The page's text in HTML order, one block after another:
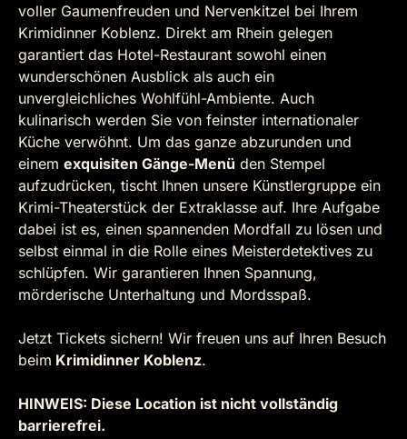
voller Gaumenfreuden und Nervenkitzel bei Ihrem
Krimidinner Koblenz. Direkt am Rhein gelegen
garantiert das Hotel-Restaurant sowohl einen
wunderschönen Ausblick als auch ein
unvergleichliches Wohlfühl-Ambiente. Auch
kulinarisch werden Sie von feinster internationaler
Küche verwöhnt. Um das ganze abzurunden und
einem exquisiten Gänge-Menü den Stempel
aufzudrücken, tischt Ihnen unsere Künstlergruppe ein
Krimi-Theaterstück der Extraklasse auf. Ihre Aufgabe
dabei ist es, einen spannenden Mordfall zu lösen und
selbst einmal in die Rolle eines Meisterdetektives zu
schlüpfen. Wir garantieren Ihnen Spannung,
mörderische Unterhaltung und Mordsspaß.
Jetzt Tickets sichern! Wir freuen uns auf Ihren Besuch
beim Krimidinner Koblenz.
HINWEIS: Diese Location ist nicht vollständig
barrierefrei.